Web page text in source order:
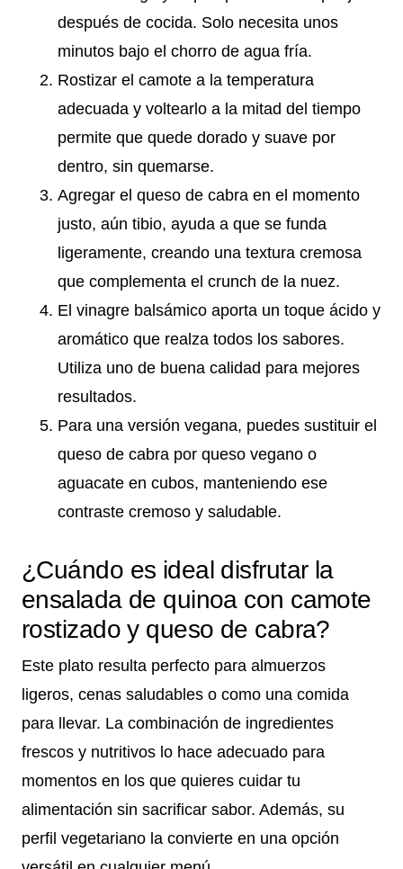
después de cocida. Solo necesita unos
minutos bajo el chorro de agua fría.
Rostizar el camote a la temperatura
adecuada y voltearlo a la mitad del tiempo
permite que quede dorado y suave por
dentro, sin quemarse.
Agregar el queso de cabra en el momento
justo, aún tibio, ayuda a que se funda
ligeramente, creando una textura cremosa
que complementa el crunch de la nuez.
El vinagre balsámico aporta un toque ácido y
aromático que realza todos los sabores.
Utiliza uno de buena calidad para mejores
resultados.
Para una versión vegana, puedes sustituir el
queso de cabra por queso vegano o
aguacate en cubos, manteniendo ese
contraste cremoso y saludable.
¿Cuándo es ideal disfrutar la
ensalada de quinoa con camote
rostizado y queso de cabra?
Este plato resulta perfecto para almuerzos
ligeros, cenas saludables o como una comida
para llevar. La combinación de ingredientes
frescos y nutritivos lo hace adecuado para
momentos en los que quieres cuidar tu
alimentación sin sacrificar sabor. Además, su
perfil vegetariano la convierte en una opción